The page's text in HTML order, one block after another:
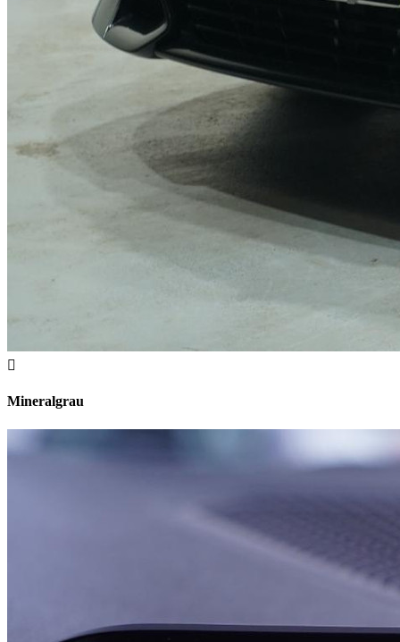
Mineralgrau